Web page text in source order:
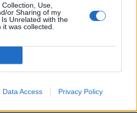
Use,
or Sharing of my
Unrelated with the
was collected.
Data Access Privacy Policy
οφέλη από
και